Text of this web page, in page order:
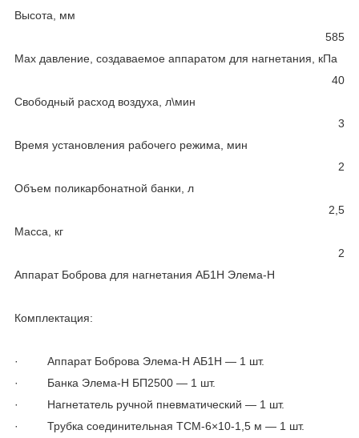
Высота, мм
585
Max давление, создаваемое аппаратом для нагнетания, кПа
40
Свободный расход воздуха, л\мин
3
Время установления рабочего режима, мин
2
Объем поликарбонатной банки, л
2,5
Масса, кг
2
Аппарат Боброва для нагнетания АБ1Н Элема-Н
Комплектация:
· Аппарат Боброва Элема-Н АБ1Н — 1 шт.
· Банка Элема-Н БП2500 — 1 шт.
· Нагнетатель ручной пневматический — 1 шт.
· Трубка соединительная ТСМ-6×10-1,5 м — 1 шт.